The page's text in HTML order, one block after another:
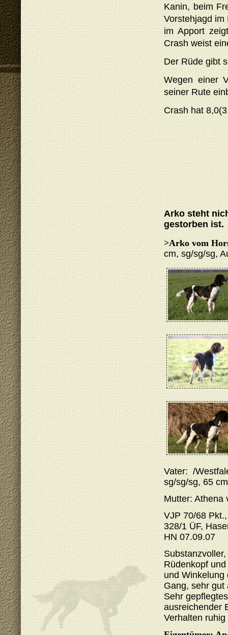
Kanin, beim
Vorstehjagd im
im Apport
Crash weist
Der Rüde gibt
Wegen einer
seiner Rute
Crash hat
Arko steht
gestorben ist.
>Arko vom
cm, sg/sg/sg,
Vater: /
sg/sg/sg, 65 cm
Mutter: Athena
VJP 70/68
328/1 ÜF,
HN 07.09.07
Rüdenkopf
und Winkelung
Gang, sehr gut
Sehr
ausreichender
Verhalten